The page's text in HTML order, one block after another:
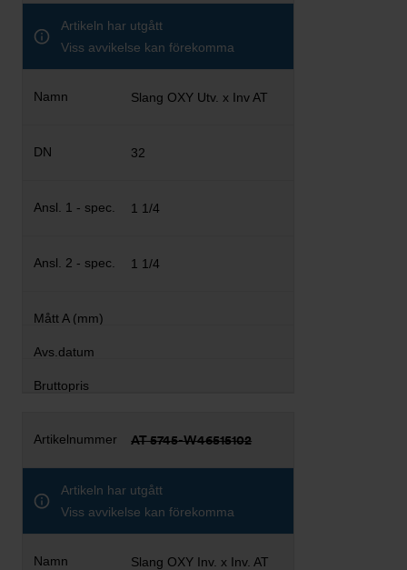
Artikeln har utgått
Viss avvikelse kan förekomma
Slang OXY Utv. x Inv AT
32
1 1/4
1 1/4
AT 5745-W46515102
Artikeln har utgått
Viss avvikelse kan förekomma
Slang OXY Inv. x Inv. AT